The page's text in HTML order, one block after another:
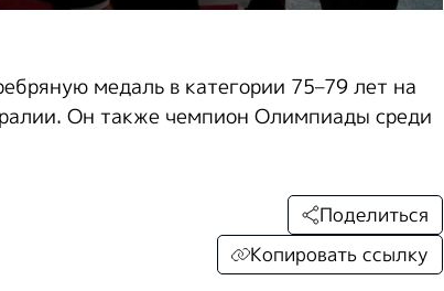
медаль в категории 75–79 лет на
Он также чемпион Олимпиады среди
Поделиться
Копировать ссылку